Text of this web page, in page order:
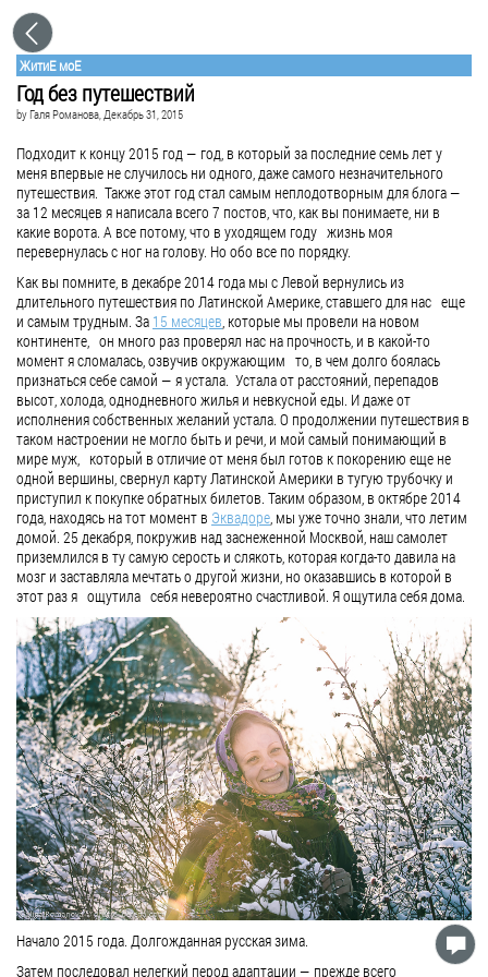
ЖитиE моЕ
Год без путешествий
byГаля Романова, Декабрь 31, 2015
Подходит к концу 2015 год — год, в который за последние семь лет у
меня впервые не случилось ни одного, даже самого незначительного
путешествия. Также этот год стал самым неплодотворным для блога —
за 12 месяцев я написала всего 7 постов, что, как вы понимаете, ни в
какие ворота. А все потому, что в уходящем году жизнь моя
перевернулась с ног на голову. Но обо все по порядку.
Как вы помните, в декабре 2014 года мы с Левой вернулись из
длительного путешествия по Латинской Америке, ставшего для нас еще
и самым трудным. За 15 месяцев, которые мы провели на новом
континенте, он много раз проверял нас на прочность, и в какой-то
момент я сломалась, озвучив окружающим то, в чем долго боялась
признаться себе самой — я устала. Устала от расстояний, перепадов
высот, холода, однодневного жилья и невкусной еды. И даже от
исполнения собственных желаний устала. О продолжении путешествия в
таком настроении не могло быть и речи, и мой самый понимающий в
мире муж, который в отличие от меня был готов к покорению еще не
одной вершины, свернул карту Латинской Америки в тугую трубочку и
приступил к покупке обратных билетов. Таким образом, в октябре 2014
года, находясь на тот момент в Эквадоре, мы уже точно знали, что летим
домой. 25 декабря, покружив над заснеженной Москвой, наш самолет
приземлился в ту самую серость и слякоть, которая когда-то давила на
мозг и заставляла мечтать о другой жизни, но оказавшись в которой в
этот раз я ощутила себя невероятно счастливой. Я ощутила себя дома.
Начало 2015 года. Долгожданная русская зима.
Затем последовал нелегкий перод адаптации — прежде всего